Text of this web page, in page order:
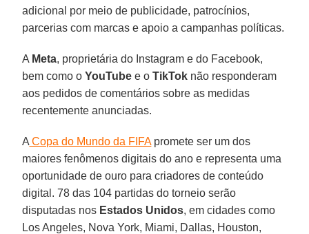
adicional por meio de publicidade, patrocínios,
parcerias com marcas e apoio a campanhas políticas.
A Meta, proprietária do Instagram e do Facebook,
bem como oYouTube e oTikTok não responderam
aos pedidos de comentários sobre as medidas
recentemente anunciadas.
A Copa do Mundo da FIFApromete ser um dos
maiores fenômenos digitais do ano e representa uma
oportunidade de ouro para criadores de conteúdo
digital. 78 das 104 partidas do torneio serão
disputadas nos Estados Unidos, em cidades como
Los Angeles, Nova York, Miami, Dallas, Houston,